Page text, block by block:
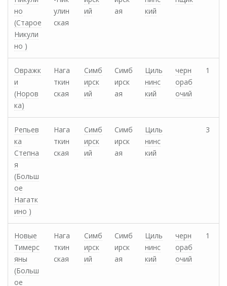
но
(Старое
Никули
но )
улин
ская
ий
ая
кий
Овражк
и
(Норов
ка)
Нага
ткин
ская
Симб
ирск
ий
Симб
ирск
ая
Циль
нинс
кий
черн
ораб
очий
1
Репьев
ка
Степна
я
(Больш
ое
Нагатк
ино )
Нага
ткин
ская
Симб
ирск
ий
Симб
ирск
ая
Циль
нинс
кий
3
Новые
Тимерс
яны
(Больш
ое
Нага
ткин
ская
Симб
ирск
ий
Симб
ирск
ая
Циль
нинс
кий
черн
ораб
очий
1